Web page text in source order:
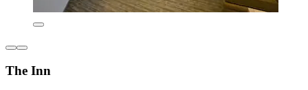
The Inn